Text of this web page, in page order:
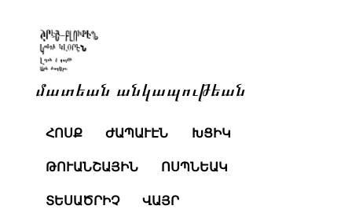
մատեան անկապութեան
ՀՈՍՔ ԺԱՊԱՒԷՆ ԽՑԻԿ
ԹՈՒԱՆՇԱՅԻՆ ՈՍՊՆԵԱԿ
ՏԵՍԱԾՐԻՉ ՎԱՅՐ